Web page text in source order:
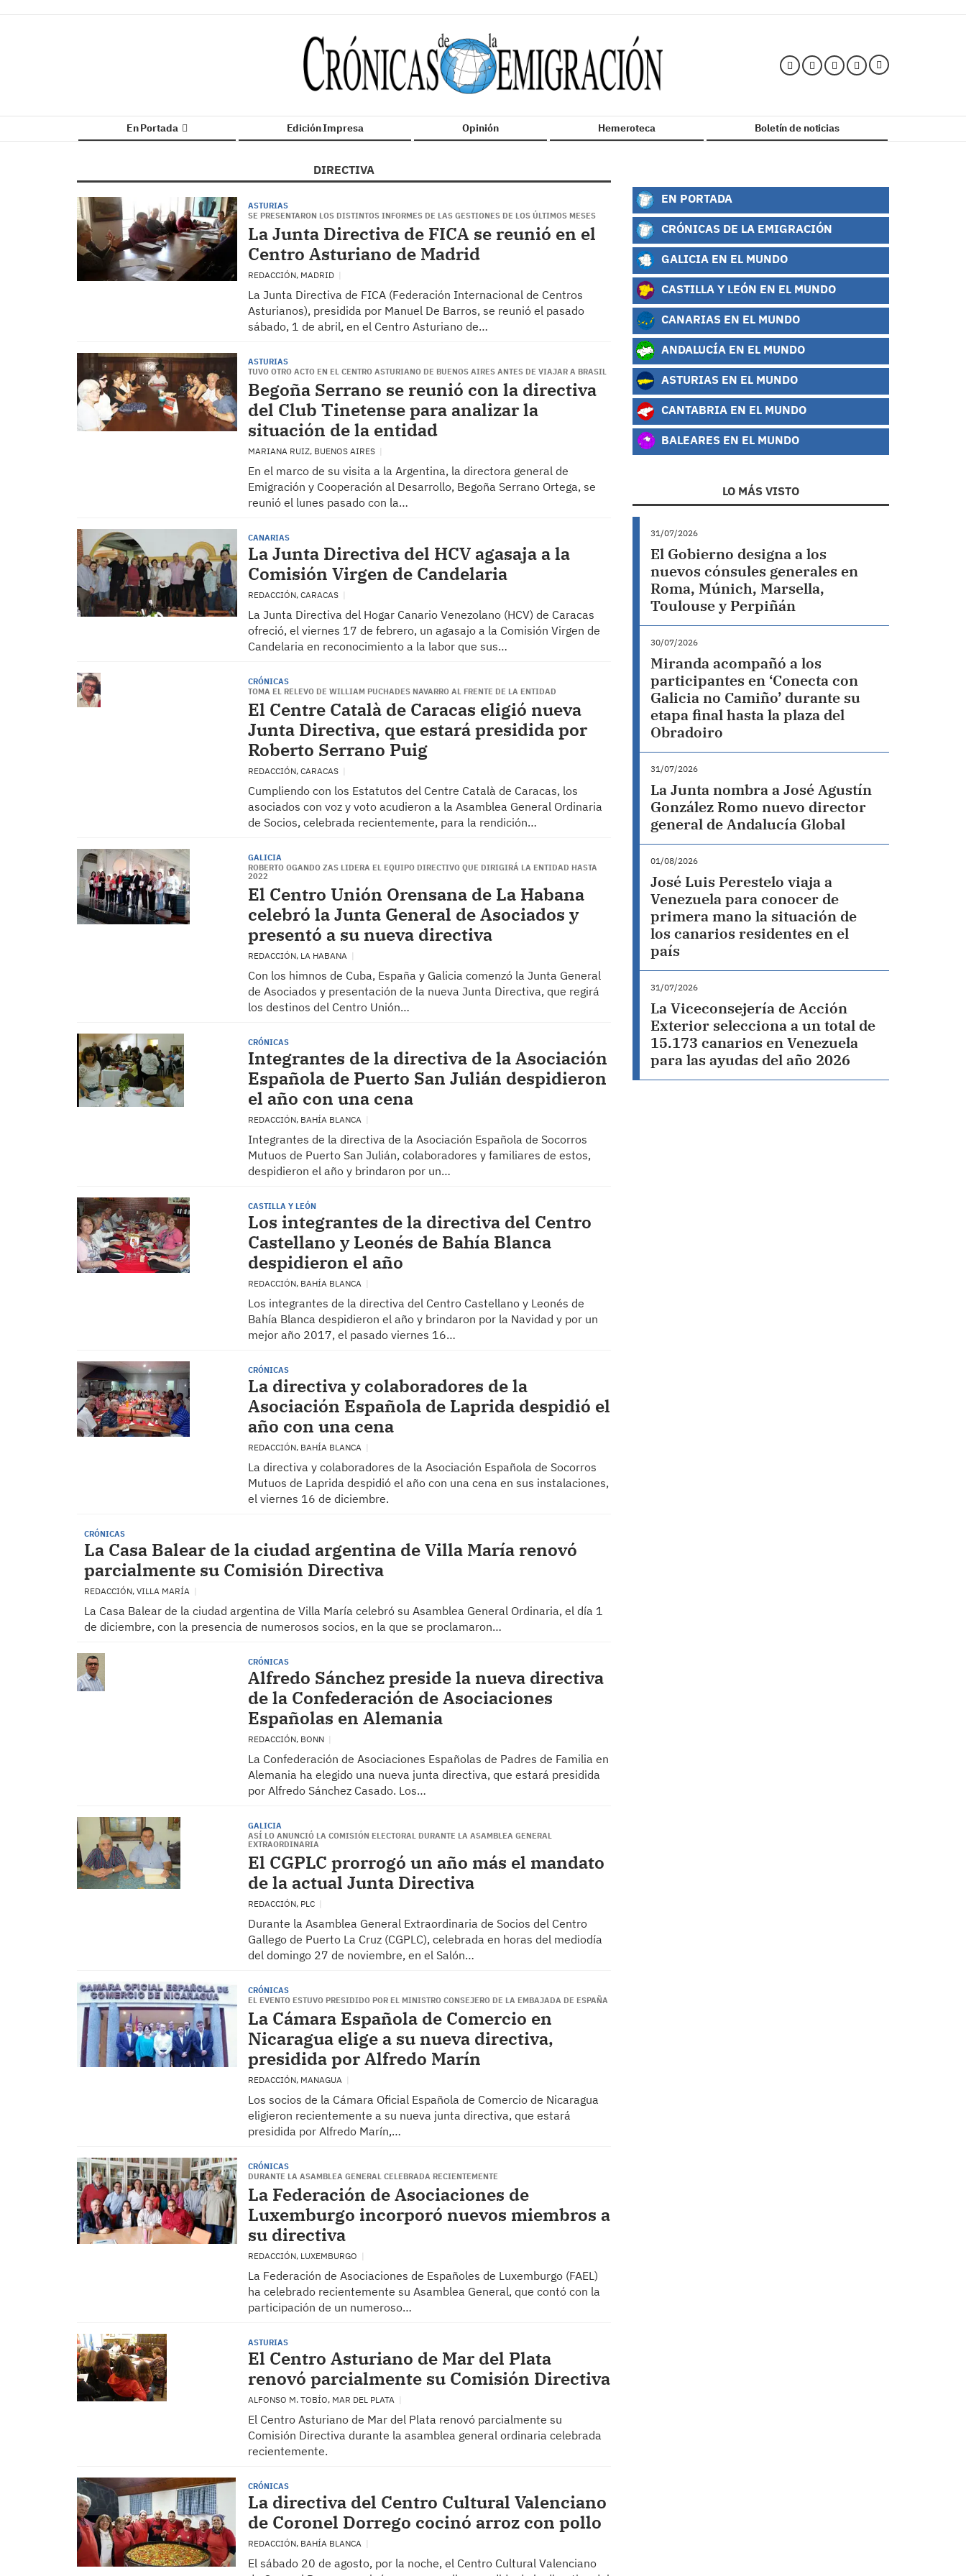
En Portada Edición Impresa Opinión Hemeroteca Boletín de noticias
DIRECTIVA
ASTURIAS
SE PRESENTARON LOS DISTINTOS INFORMES DE LAS GESTIONES DE LOS ÚLTIMOS MESES
La Junta Directiva de FICA se reunió en el
Centro Asturiano de Madrid
REDACCIÓN, MADRID
La Junta Directiva de FICA (Federación Internacional de Centros
Asturianos), presidida por Manuel De Barros, se reunió el pasado
sábado, 1 de abril, en el Centro Asturiano de…
ASTURIAS
TUVO OTRO ACTO EN EL CENTRO ASTURIANO DE BUENOS AIRES ANTES DE VIAJAR A BRASIL
Begoña Serrano se reunió con la directiva
del Club Tinetense para analizar la
situación de la entidad
MARIANA RUIZ, BUENOS AIRES
En el marco de su visita a la Argentina, la directora general de
Emigración y Cooperación al Desarrollo, Begoña Serrano Ortega, se
reunió el lunes pasado con la…
CANARIAS
La Junta Directiva del HCV agasaja a la
Comisión Virgen de Candelaria
REDACCIÓN, CARACAS
La Junta Directiva del Hogar Canario Venezolano (HCV) de Caracas
ofreció, el viernes 17 de febrero, un agasajo a la Comisión Virgen de
Candelaria en reconocimiento a la labor que sus…
CRÓNICAS
TOMA EL RELEVO DE WILLIAM PUCHADES NAVARRO AL FRENTE DE LA ENTIDAD
El Centre Català de Caracas eligió nueva
Junta Directiva, que estará presidida por
Roberto Serrano Puig
REDACCIÓN, CARACAS
Cumpliendo con los Estatutos del Centre Català de Caracas, los
asociados con voz y voto acudieron a la Asamblea General Ordinaria
de Socios, celebrada recientemente, para la rendición…
GALICIA
ROBERTO OGANDO ZAS LIDERA EL EQUIPO DIRECTIVO QUE DIRIGIRÁ LA ENTIDAD HASTA
2022
El Centro Unión Orensana de La Habana
celebró la Junta General de Asociados y
presentó a su nueva directiva
REDACCIÓN, LA HABANA
Con los himnos de Cuba, España y Galicia comenzó la Junta General
de Asociados y presentación de la nueva Junta Directiva, que regirá
los destinos del Centro Unión…
CRÓNICAS
Integrantes de la directiva de la Asociación
Española de Puerto San Julián despidieron
el año con una cena
REDACCIÓN, BAHÍA BLANCA
Integrantes de la directiva de la Asociación Española de Socorros
Mutuos de Puerto San Julián, colaboradores y familiares de estos,
despidieron el año y brindaron por un…
CASTILLA Y LEÓN
Los integrantes de la directiva del Centro
Castellano y Leonés de Bahía Blanca
despidieron el año
REDACCIÓN, BAHÍA BLANCA
Los integrantes de la directiva del Centro Castellano y Leonés de
Bahía Blanca despidieron el año y brindaron por la Navidad y por un
mejor año 2017, el pasado viernes 16…
CRÓNICAS
La directiva y colaboradores de la
Asociación Española de Laprida despidió el
año con una cena
REDACCIÓN, BAHÍA BLANCA
La directiva y colaboradores de la Asociación Española de Socorros
Mutuos de Laprida despidió el año con una cena en sus instalaciones,
el viernes 16 de diciembre.
CRÓNICAS
La Casa Balear de la ciudad argentina de Villa María renovó
parcialmente su Comisión Directiva
REDACCIÓN, VILLA MARÍA
La Casa Balear de la ciudad argentina de Villa María celebró su Asamblea General Ordinaria, el día 1
de diciembre, con la presencia de numerosos socios, en la que se proclamaron…
CRÓNICAS
Alfredo Sánchez preside la nueva directiva
de la Confederación de Asociaciones
Españolas en Alemania
REDACCIÓN, BONN
La Confederación de Asociaciones Españolas de Padres de Familia en
Alemania ha elegido una nueva junta directiva, que estará presidida
por Alfredo Sánchez Casado. Los…
GALICIA
ASÍ LO ANUNCIÓ LA COMISIÓN ELECTORAL DURANTE LA ASAMBLEA GENERAL
EXTRAORDINARIA
El CGPLC prorrogó un año más el mandato
de la actual Junta Directiva
REDACCIÓN, PLC
Durante la Asamblea General Extraordinaria de Socios del Centro
Gallego de Puerto La Cruz (CGPLC), celebrada en horas del mediodía
del domingo 27 de noviembre, en el Salón…
CRÓNICAS
EL EVENTO ESTUVO PRESIDIDO POR EL MINISTRO CONSEJERO DE LA EMBAJADA DE ESPAÑA
La Cámara Española de Comercio en
Nicaragua elige a su nueva directiva,
presidida por Alfredo Marín
REDACCIÓN, MANAGUA
Los socios de la Cámara Oficial Española de Comercio de Nicaragua
eligieron recientemente a su nueva junta directiva, que estará
presidida por Alfredo Marín,…
CRÓNICAS
DURANTE LA ASAMBLEA GENERAL CELEBRADA RECIENTEMENTE
La Federación de Asociaciones de
Luxemburgo incorporó nuevos miembros a
su directiva
REDACCIÓN, LUXEMBURGO
La Federación de Asociaciones de Españoles de Luxemburgo (FAEL)
ha celebrado recientemente su Asamblea General, que contó con la
participación de un numeroso…
ASTURIAS
El Centro Asturiano de Mar del Plata
renovó parcialmente su Comisión Directiva
ALFONSO M. TOBÍO, MAR DEL PLATA
El Centro Asturiano de Mar del Plata renovó parcialmente su
Comisión Directiva durante la asamblea general ordinaria celebrada
recientemente.
CRÓNICAS
La directiva del Centro Cultural Valenciano
de Coronel Dorrego cocinó arroz con pollo
REDACCIÓN, BAHÍA BLANCA
El sábado 20 de agosto, por la noche, el Centro Cultural Valenciano
EN PORTADA
CRÓNICAS DE LA EMIGRACIÓN
GALICIA EN EL MUNDO
CASTILLA Y LEÓN EN EL MUNDO
CANARIAS EN EL MUNDO
ANDALUCÍA EN EL MUNDO
ASTURIAS EN EL MUNDO
CANTABRIA EN EL MUNDO
BALEARES EN EL MUNDO
LO MÁS VISTO
31/07/2026
El Gobierno designa a los
nuevos cónsules generales en
Roma, Múnich, Marsella,
Toulouse y Perpiñán
30/07/2026
Miranda acompañó a los
participantes en ‘Conecta con
Galicia no Camiño’ durante su
etapa final hasta la plaza del
Obradoiro
31/07/2026
La Junta nombra a José Agustín
González Romo nuevo director
general de Andalucía Global
01/08/2026
José Luis Perestelo viaja a
Venezuela para conocer de
primera mano la situación de
los canarios residentes en el
país
31/07/2026
La Viceconsejería de Acción
Exterior selecciona a un total de
15.173 canarios en Venezuela
para las ayudas del año 2026